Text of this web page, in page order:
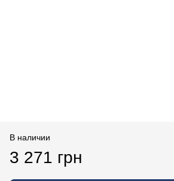
В наличии
3 271 грн